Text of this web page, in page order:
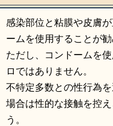
感染部位と粘膜や皮膚
ームを使用することが勧
ただし、コンドームを
ロではありません。
不特定多数との性行為
場合は性的な接触を控
う。